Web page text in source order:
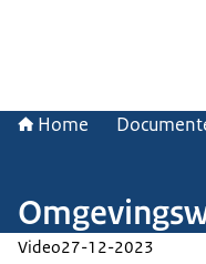
Home
Video27-12-2023